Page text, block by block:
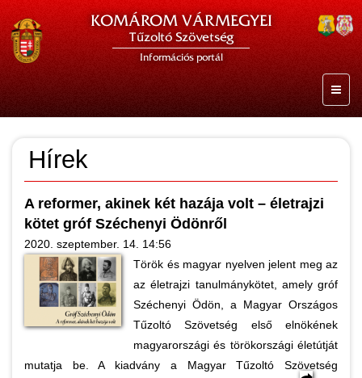
KOMÁROM VÁRMEGYEI
Tűzoltó Szövetség
Információs portál
Hírek
A reformer, akinek két hazája volt – életrajzi
kötet gróf Széchenyi Ödönről
2020. szeptember. 14. 14:56
Török és magyar nyelven jelent meg az
az életrajzi tanulmánykötet, amely gróf
Széchenyi Ödön, a Magyar Országos
Tűzoltó Szövetség első elnökének
magyarországi és törökországi életútját
mutatja be. A kiadvány a Magyar Tűzoltó Szövetség